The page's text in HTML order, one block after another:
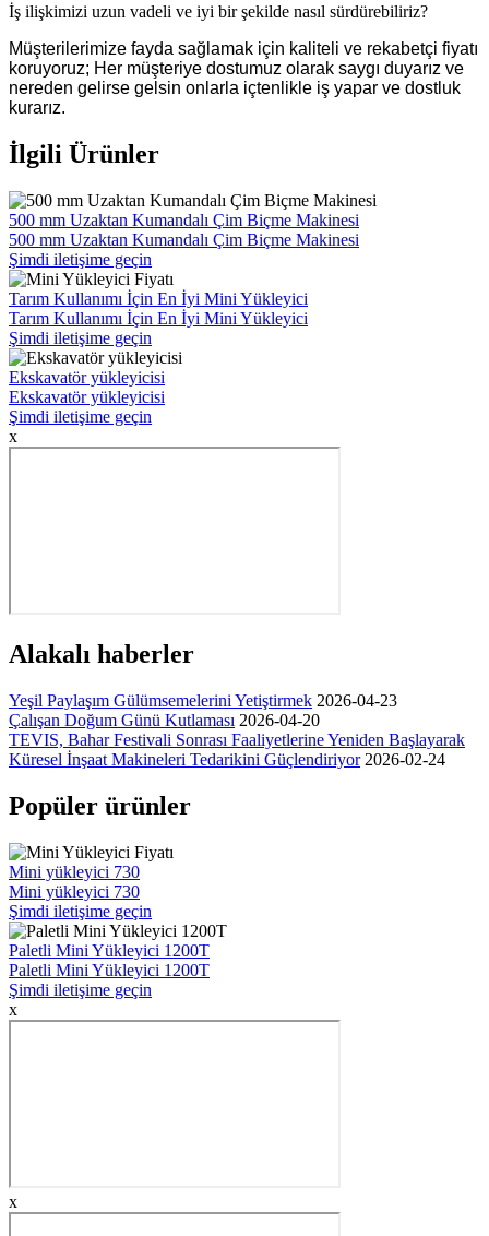
İş ilişkimizi uzun vadeli ve iyi bir şekilde nasıl sürdürebiliriz?
Müşterilerimize fayda sağlamak için kaliteli ve rekabetçi fiyatı
koruyoruz; Her müşteriye dostumuz olarak saygı duyarız ve
nereden gelirse gelsin onlarla içtenlikle iş yapar ve dostluk
kurarız.
İlgili Ürünler
500 mm Uzaktan Kumandalı Çim Biçme Makinesi
500 mm Uzaktan Kumandalı Çim Biçme Makinesi
Şimdi iletişime geçin
Tarım Kullanımı İçin En İyi Mini Yükleyici
Tarım Kullanımı İçin En İyi Mini Yükleyici
Şimdi iletişime geçin
Ekskavatör yükleyicisi
Ekskavatör yükleyicisi
Şimdi iletişime geçin
x
Alakalı haberler
Yeşil Paylaşım Gülümsemelerini Yetiştirmek 2026-04-23
Çalışan Doğum Günü Kutlaması 2026-04-20
TEVIS, Bahar Festivali Sonrası Faaliyetlerine Yeniden Başlayarak
Küresel İnşaat Makineleri Tedarikini Güçlendiriyor 2026-02-24
Popüler ürünler
Mini yükleyici 730
Mini yükleyici 730
Şimdi iletişime geçin
Paletli Mini Yükleyici 1200T
Paletli Mini Yükleyici 1200T
Şimdi iletişime geçin
x
x